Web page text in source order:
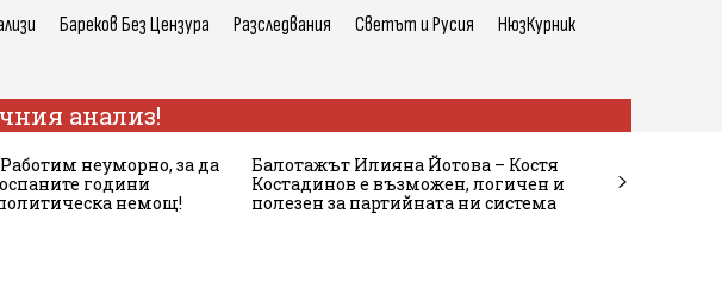
Бареков Без Цензура Разследвания Светът и Русия НюзКурник
анализ!
неуморно, за да
години
немощ!
Балотажът Илияна Йотова – Костя
Костадинов е възможен, логичен и
полезен за партийната ни система